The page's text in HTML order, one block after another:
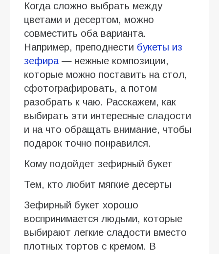
Когда сложно выбрать между
цветами и десертом, можно
совместить оба варианта.
Например, преподнести букеты из
зефира— нежные композиции,
которые можно поставить на стол,
сфотографировать, а потом
разобрать к чаю. Расскажем, как
выбирать эти интересные сладости
и на что обращать внимание, чтобы
подарок точно понравился.
Кому подойдет зефирный букет
Тем, кто любит мягкие десерты
Зефирный букет хорошо
воспринимается людьми, которые
выбирают легкие сладости вместо
плотных тортов с кремом. В